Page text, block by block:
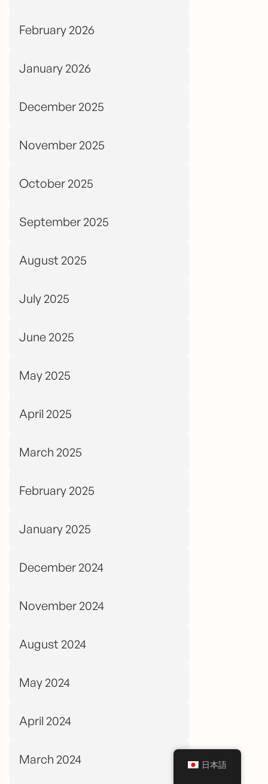
February 2026
January 2026
December 2025
November 2025
October 2025
September 2025
August 2025
July 2025
June 2025
May 2025
April 2025
March 2025
February 2025
January 2025
December 2024
November 2024
August 2024
May 2024
April 2024
March 2024 日本語